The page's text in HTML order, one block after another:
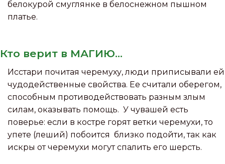
белокурой смуглянке в белоснежном пышном
платье.
Кто верит в МАГИЮ...
Исстари почитая черемуху, люди приписывали ей
чудодейственные свойства. Ее считали оберегом,
способным противодействовать разным злым
силам, оказывать помощь. У чувашей есть
поверье: если в костре горят ветки черемухи, то
упете (леший) побоится близко подойти, так как
искры от черемухи могут спалить его шерсть.